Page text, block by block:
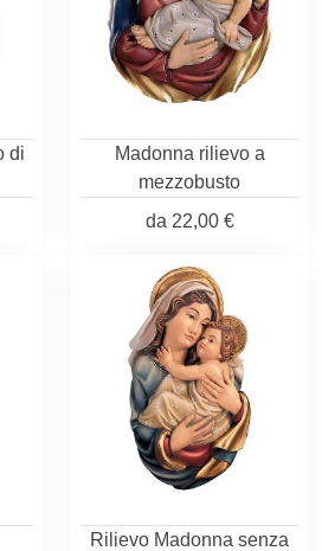
di
Madonna rilievo a
mezzobusto
da 22,00 €
Rilievo Madonna senza